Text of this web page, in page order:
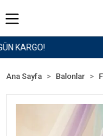
1500
Ana Sayfa Balonlar